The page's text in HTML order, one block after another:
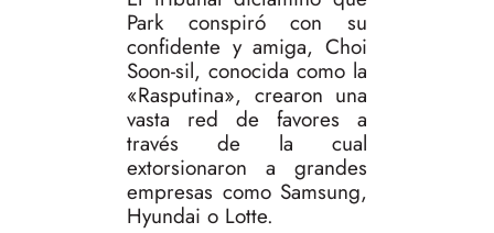
Park conspiró con su
confidente y amiga, Choi
Soon-sil, conocida como la
«Rasputina», crearon una
vasta red de favores a
través de la cual
extorsionaron a grandes
empresas como Samsung,
Hyundai o Lotte.